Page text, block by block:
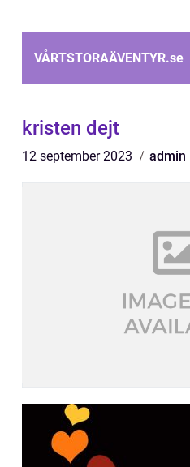
VÅRTSTORAÄVENTYR.se
kristen dejt
12 september 2023 admin